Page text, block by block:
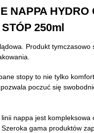
NAPPA HYDRO
250ml
Produkt tymczasowo
stopy to nie tylko
poczuć się
linii nappa jest kompleksowa
gama produktów